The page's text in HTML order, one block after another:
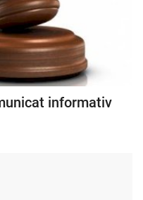
informativ